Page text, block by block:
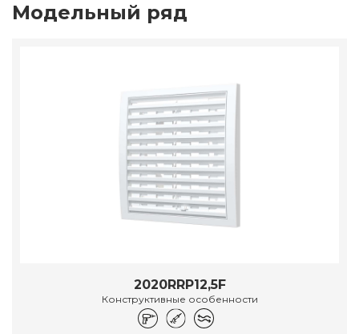
Модельный ряд
2020RRP12,5F
Конструктивные особенности